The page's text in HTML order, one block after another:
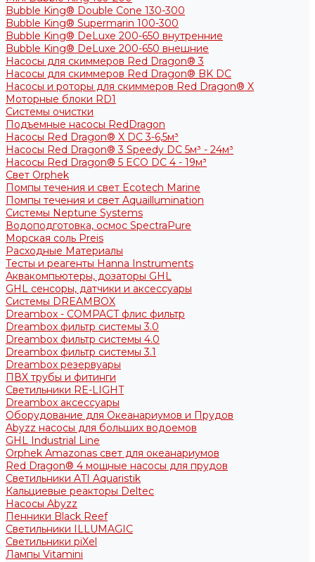
Bubble King® Double Cone 130-300
Bubble King® Supermarin 100-300
Bubble King® DeLuxe 200-650 внутренние
Bubble King® DeLuxe 200-650 внешние
Насосы для скиммеров Red Dragon® 3
Насосы для скиммеров Red Dragon® BK DC
Насосы и роторы для скиммеров Red Dragon® X
Моторные блоки RD1
Системы очистки
Подъемные насосы RedDragon
Насосы Red Dragon® X DC 3-6,5м³
Насосы Red Dragon® 3 Speedy DC 5м³ - 24м³
Насосы Red Dragon® 5 ECO DC 4 - 19м³
Свет Orphek
Помпы течения и свет Ecotech Marine
Помпы течения и свет Aquaillumination
Системы Neptune Systems
Водоподготовка, осмос SpectraPure
Морская соль Preis
Расходные Материалы
Тесты и реагенты Hanna Instruments
Аквакомпьютеры, дозаторы GHL
GHL сенсоры, датчики и аксессуары
Системы DREAMBOX
Dreambox - COMPACT флис фильтр
Dreambox фильтр системы 3.0
Dreambox фильтр системы 4.0
Dreambox фильтр системы 3.1
Dreambox резервуары
ПВХ трубы и фитинги
Светильники RE-LIGHT
Dreambox аксессуары
Оборудование для Океанариумов и Прудов
Abyzz насосы для больших водоемов
GHL Industrial Line
Orphek Amazonas свет для океанариумов
Red Dragon® 4 мощные насосы для прудов
Светильники ATI Aquaristik
Кальциевые реакторы Deltec
Насосы Abyzz
Пенники Black Reef
Светильники ILLUMAGIC
Светильники piXel
Лампы Vitamini